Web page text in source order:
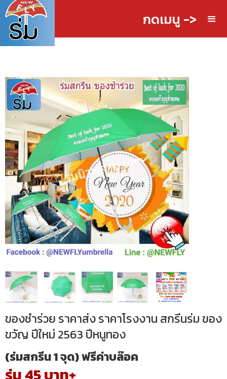
กดเมนู ->
ของชำร่วย ราคาส่ง ราคาโรงงาน สกรีนร่ม ของ
ขวัญ ปีใหม่ 2563 ปีหนูทอง
(ร่มสกรีน 1 จุด) ฟรีค่าบล๊อค